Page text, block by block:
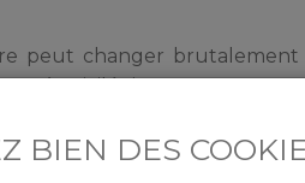
peut changer brutalement
à privilégier.
BIEN DES